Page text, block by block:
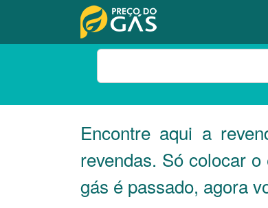
Encontre aqui a
revendas. Só colocar
gás é passado, agora